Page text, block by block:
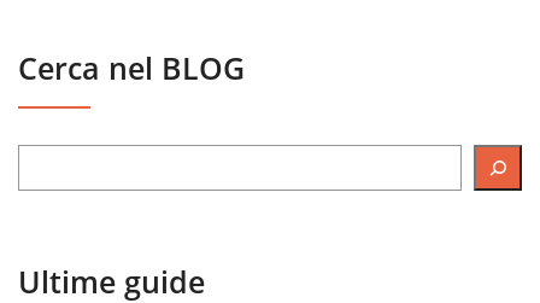
Cerca nel BLOG
Ultime guide